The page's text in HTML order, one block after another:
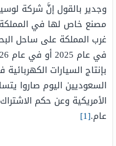
وجدير بالقول إنَّ شركة
مصنع خاص لها في
غرب المملكة على ساحل
بإنتاج السيارات
السعوديين اليوم صاروا
الأمريكية وعن حكم
عام.[1]